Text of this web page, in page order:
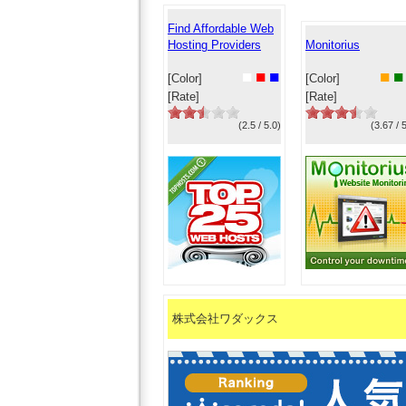
Find Affordable Web
Hosting Providers
[Color] ■ ■
[Rate]
(2.5 / 5.0)
Monitorius
[Color] ■ ■
[Rate]
(3.67 /
株式会社ワダックス